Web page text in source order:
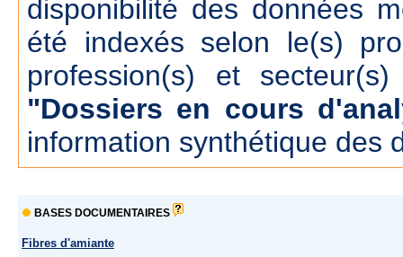
disponibilité des données
été indexés selon le(s)
profession(s) et
"Dossiers en cours
information synthétique des
BASES DOCUMENTAIRES
Fibres d'amiante